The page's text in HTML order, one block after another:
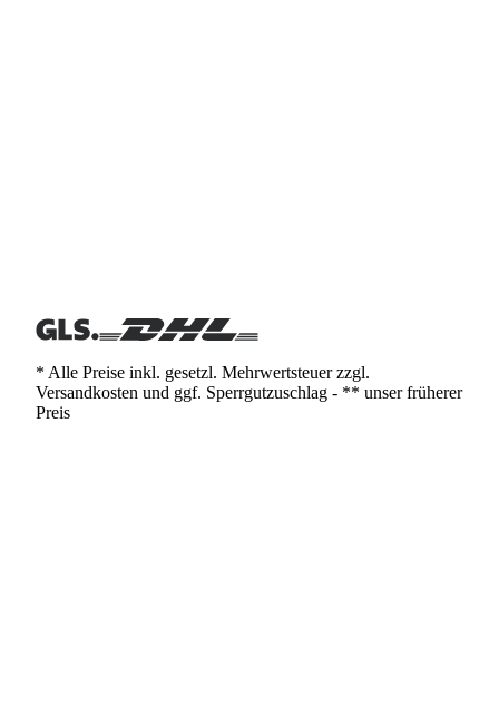
* Alle Preise inkl. gesetzl. Mehrwertsteuer zzgl.
Versandkosten und ggf. Sperrgutzuschlag - ** unser früherer
Preis